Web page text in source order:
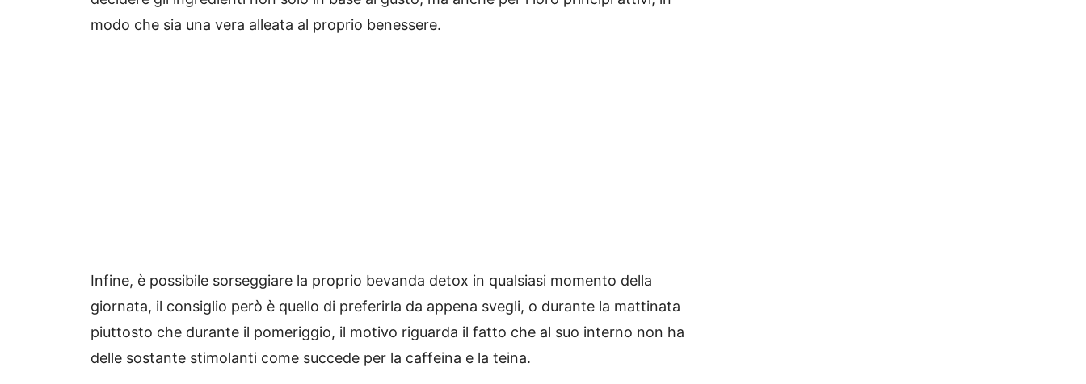
modo che sia una vera alleata al proprio benessere.
Infine, è possibile sorseggiare la proprio bevanda detox in qualsiasi momento della
giornata, il consiglio però è quello di preferirla da appena svegli, o durante la mattinata
piuttosto che durante il pomeriggio, il motivo riguarda il fatto che al suo interno non ha
delle sostante stimolanti come succede per la caffeina e la teina.